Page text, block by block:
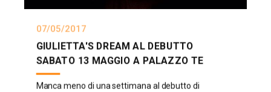
07/05/2017
GIULIETTA'S DREAM AL DEBUTTO
SABATO 13 MAGGIO A PALAZZO TE
Manca meno di una settimana al debutto di